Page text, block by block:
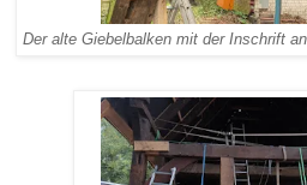
Der alte Giebelbalken mit der Inschrift